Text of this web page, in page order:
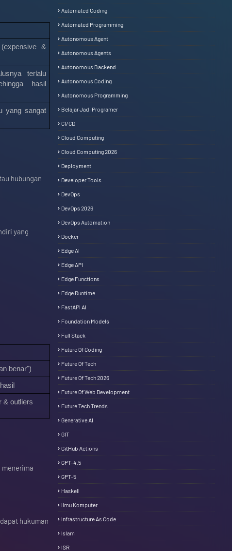
&
terlalu
hasil
yang sangat
hubungan
yang
benar")
& outliers
hukuman
Automated Coding
Automated Programming
Autonomous Agent
Autonomous Agents
Autonomous Backend
Autonomous Coding
Autonomous Programming
Belajar Jadi Programer
CI/CD
Cloud Computing
Cloud Computing 2026
Deployment
Developer Tools
DevOps
DevOps 2026
DevOps Automation
Docker
Edge AI
Edge API
Edge Functions
Edge Runtime
FastAPI AI
Foundation Models
Full Stack
Future Of Coding
Future Of Tech
Future Of Tech 2026
Future Of Web Development
Future Tech Trends
Generative AI
GIT
GitHub Actions
GPT-4.5
GPT-5
Haskell
Ilmu Komputer
Infrastructure As Code
Islam
ISR